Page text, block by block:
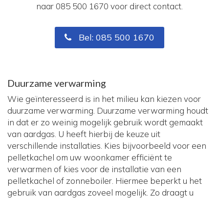
naar 085 500 1670 voor direct contact.
Bel: 085 500 1670
Duurzame verwarming
Wie geïnteresseerd is in het milieu kan kiezen voor
duurzame verwarming. Duurzame verwarming houdt
in dat er zo weinig mogelijk gebruik wordt gemaakt
van aardgas. U heeft hierbij de keuze uit
verschillende installaties. Kies bijvoorbeeld voor een
pelletkachel om uw woonkamer efficiënt te
verwarmen of kies voor de installatie van een
pelletkachel of zonneboiler. Hiermee beperkt u het
gebruik van aardgas zoveel mogelijk. Zo draagt u